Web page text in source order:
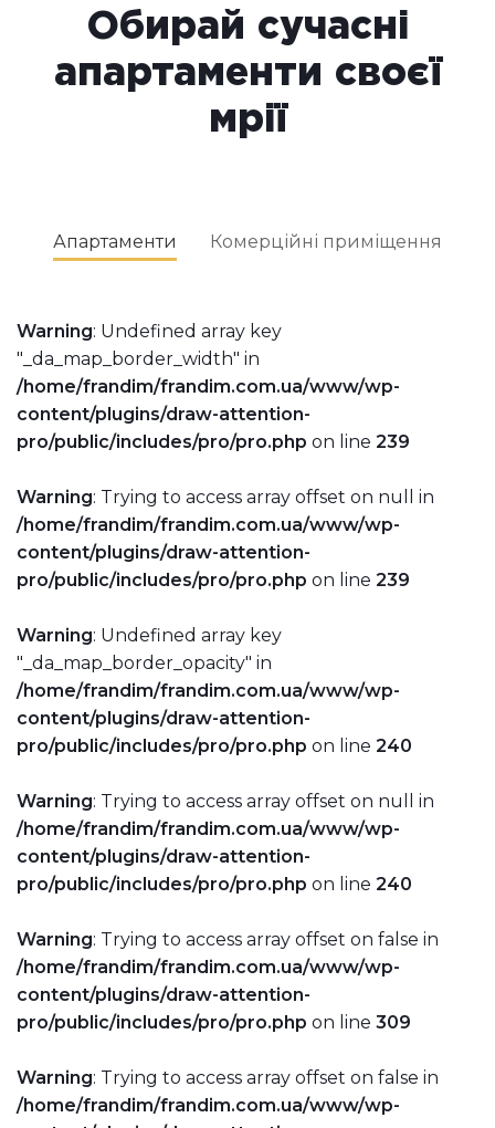
Обирай сучасні
апартаменти своєї
мрії
Апартаменти Комерційні приміщення
Warning: Undefined array key
"_da_map_border_width" in
/home/frandim/frandim.com.ua/www/wp-
content/plugins/draw-attention-
pro/public/includes/pro/pro.php on line 239
Warning: Trying to access array offset on null in
/home/frandim/frandim.com.ua/www/wp-
content/plugins/draw-attention-
pro/public/includes/pro/pro.php on line 239
Warning: Undefined array key
"_da_map_border_opacity" in
/home/frandim/frandim.com.ua/www/wp-
content/plugins/draw-attention-
pro/public/includes/pro/pro.php on line 240
Warning: Trying to access array offset on null in
/home/frandim/frandim.com.ua/www/wp-
content/plugins/draw-attention-
pro/public/includes/pro/pro.php on line 240
Warning: Trying to access array offset on false in
/home/frandim/frandim.com.ua/www/wp-
content/plugins/draw-attention-
pro/public/includes/pro/pro.php on line 309
Warning: Trying to access array offset on false in
/home/frandim/frandim.com.ua/www/wp-